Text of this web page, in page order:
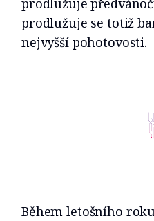
prodlužuje
prodlužuje se totiž
nejvyšší pohotovosti.
Během letošního